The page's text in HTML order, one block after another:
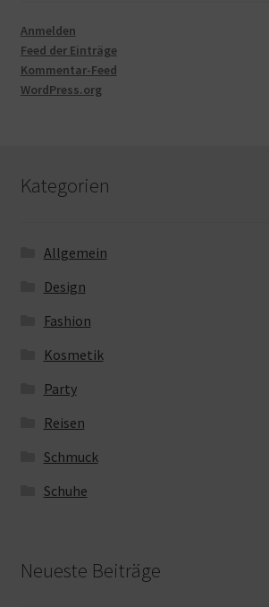
Anmelden
Feed der Einträge
Kommentar-Feed
WordPress.org
Kategorien
Allgemein
Design
Fashion
Kosmetik
Party
Reisen
Schmuck
Schuhe
Neueste Beiträge